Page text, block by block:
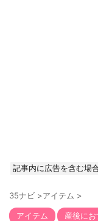
記事内に広告を含む場
35ナビ >アイテム >
アイテム 産後に